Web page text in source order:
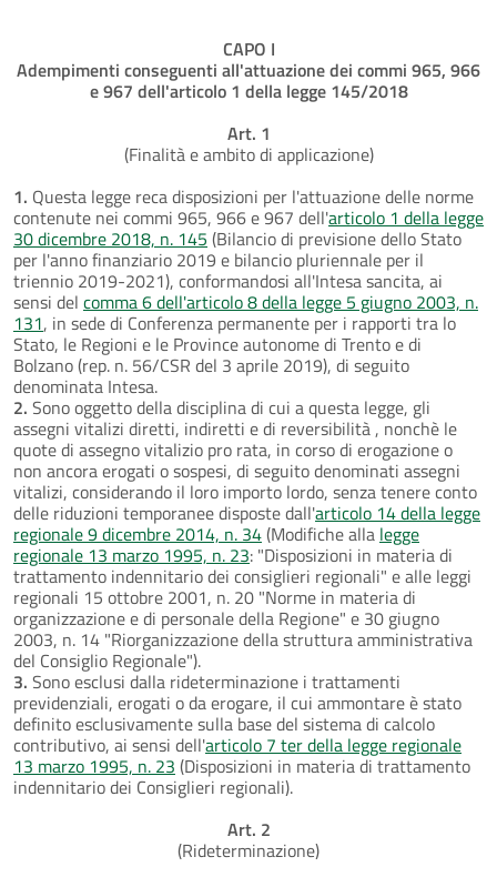
CAPO I
Adempimenti conseguenti all'attuazione dei commi 965, 966
e 967 dell'articolo 1 della legge 145/2018
Art. 1
(Finalità e ambito di applicazione)
1. Questa legge reca disposizioni per l'attuazione delle norme
contenute nei commi 965, 966 e 967 dell'articolo 1 della legge
30 dicembre 2018, n. 145 (Bilancio di previsione dello Stato
per l'anno finanziario 2019 e bilancio pluriennale per il
triennio 2019-2021), conformandosi all'Intesa sancita, ai
sensi del comma 6 dell'articolo 8 della legge 5 giugno 2003, n.
131, in sede di Conferenza permanente per i rapporti tra lo
Stato, le Regioni e le Province autonome di Trento e di
Bolzano (rep. n. 56/CSR del 3 aprile 2019), di seguito
denominata Intesa.
2. Sono oggetto della disciplina di cui a questa legge, gli
assegni vitalizi diretti, indiretti e di reversibilità , nonchè le
quote di assegno vitalizio pro rata, in corso di erogazione o
non ancora erogati o sospesi, di seguito denominati assegni
vitalizi, considerando il loro importo lordo, senza tenere conto
delle riduzioni temporanee disposte dall'articolo 14 della legge
regionale 9 dicembre 2014, n. 34(Modifiche alla legge
regionale 13 marzo 1995, n. 23: "Disposizioni in materia di
trattamento indennitario dei consiglieri regionali" e alle leggi
regionali 15 ottobre 2001, n. 20 "Norme in materia di
organizzazione e di personale della Regione" e 30 giugno
2003, n. 14 "Riorganizzazione della struttura amministrativa
del Consiglio Regionale").
3. Sono esclusi dalla rideterminazione i trattamenti
previdenziali, erogati o da erogare, il cui ammontare è stato
definito esclusivamente sulla base del sistema di calcolo
contributivo, ai sensi dell'articolo 7 ter della legge regionale
13 marzo 1995, n. 23 (Disposizioni in materia di trattamento
indennitario dei Consiglieri regionali).
Art. 2
(Rideterminazione)